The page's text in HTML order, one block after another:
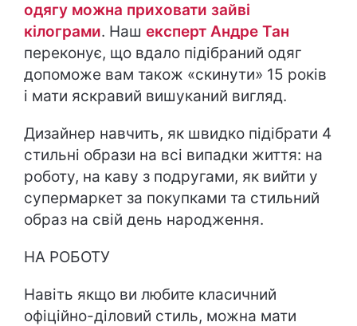
одягу можна приховати зайві
кілограми. Наш експерт Андре Тан
переконує, що вдало підібраний одяг
допоможе вам також «скинути» 15 років
і мати яскравий вишуканий вигляд.
Дизайнер навчить, як швидко підібрати 4
стильні образи на всі випадки життя: на
роботу, на каву з подругами, як вийти у
супермаркет за покупками та стильний
образ на свій день народження.
НА РОБОТУ
Навіть якщо ви любите класичний
офіційно-діловий стиль, можна мати